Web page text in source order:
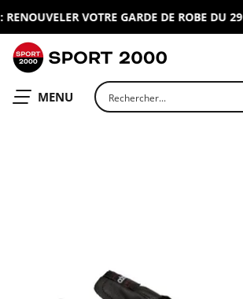
VOTRE GARDE DE ROBE DU
OUVRIR LE
MENU Rechercher un produit